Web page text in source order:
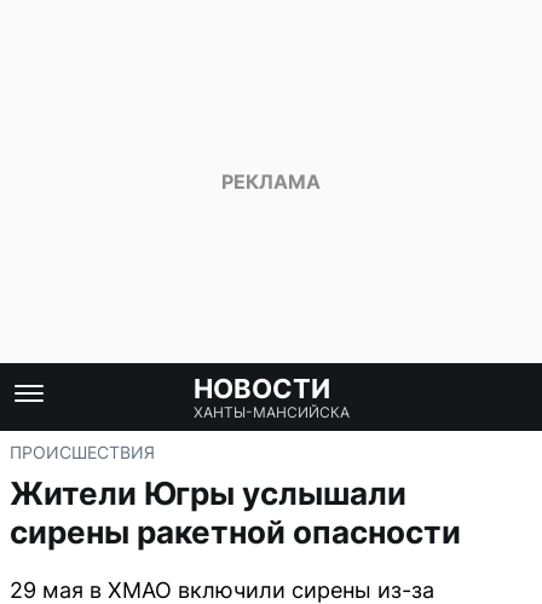
НОВОСТИ
ХАНТЫ-МАНСИЙСКА
ПРОИСШЕСТВИЯ
Жители Югры услышали
сирены ракетной опасности
29 мая в ХМАО включили сирены из-за